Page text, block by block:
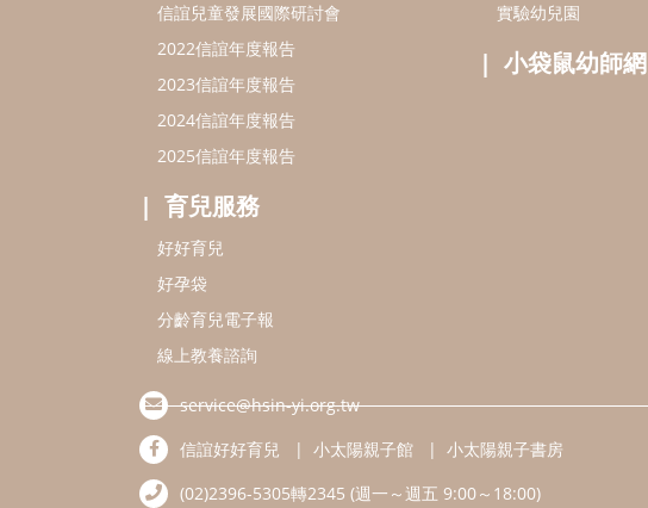
信誼兒童發展國際研討會
2022信誼年度報告
2023信誼年度報告
2024信誼年度報告
2025信誼年度報告
育兒服務
好好育兒
好孕袋
分齡育兒電子報
線上教養諮詢
實驗幼兒園
小袋鼠幼師網
service@hsin-yi.org.tw
信誼好好育兒
小太陽親子館
小太陽親子書房
(02)2396-5305轉2345 (週一～週五 9:00～18:00)